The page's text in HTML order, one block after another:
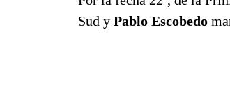
Sud y Pablo Escobedo